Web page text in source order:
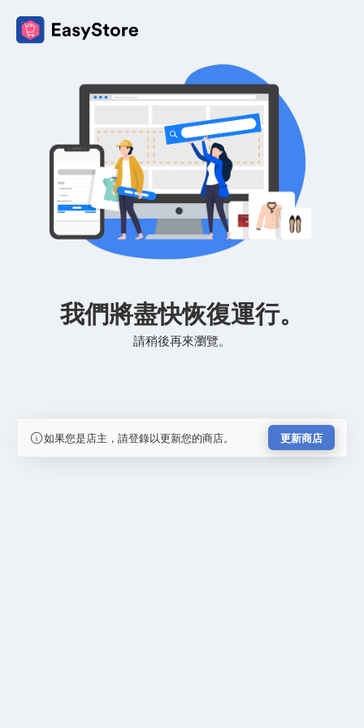
我們將盡快恢復運行。
請稍後再來瀏覽。
如果您是店主，請登錄以更新您的商店。 更新商店